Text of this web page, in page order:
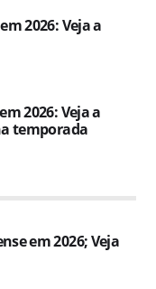
2026: Veja a
2026: Veja a
temporada
em 2026; Veja